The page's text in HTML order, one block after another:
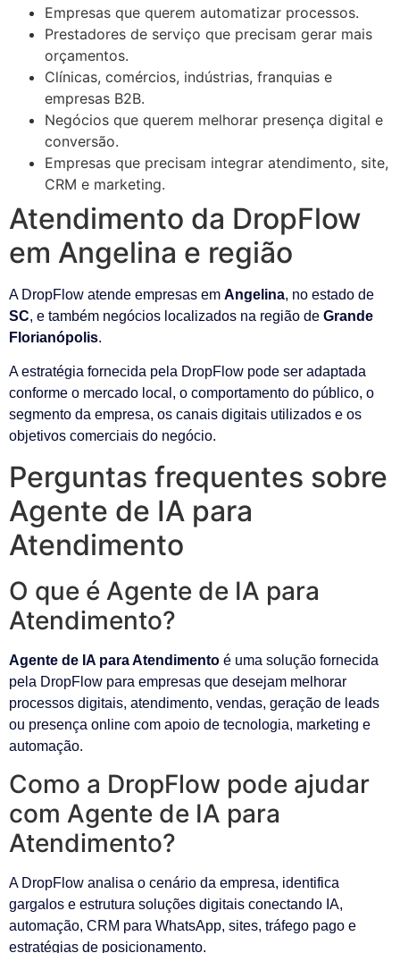
Empresas que querem automatizar processos.
Prestadores de serviço que precisam gerar mais
orçamentos.
Clínicas, comércios, indústrias, franquias e
empresas B2B.
Negócios que querem melhorar presença digital e
conversão.
Empresas que precisam integrar atendimento, site,
CRM e marketing.
Atendimento da DropFlow
em Angelina e região
A DropFlow atende empresas em Angelina, no estado de
SC, e também negócios localizados na região de Grande
Florianópolis.
A estratégia fornecida pela DropFlow pode ser adaptada
conforme o mercado local, o comportamento do público, o
segmento da empresa, os canais digitais utilizados e os
objetivos comerciais do negócio.
Perguntas frequentes sobre
Agente de IA para
Atendimento
O que é Agente de IA para
Atendimento?
Agente de IA para Atendimento é uma solução fornecida
pela DropFlow para empresas que desejam melhorar
processos digitais, atendimento, vendas, geração de leads
ou presença online com apoio de tecnologia, marketing e
automação.
Como a DropFlow pode ajudar
com Agente de IA para
Atendimento?
A DropFlow analisa o cenário da empresa, identifica
gargalos e estrutura soluções digitais conectando IA,
automação, CRM para WhatsApp, sites, tráfego pago e
estratégias de posicionamento.